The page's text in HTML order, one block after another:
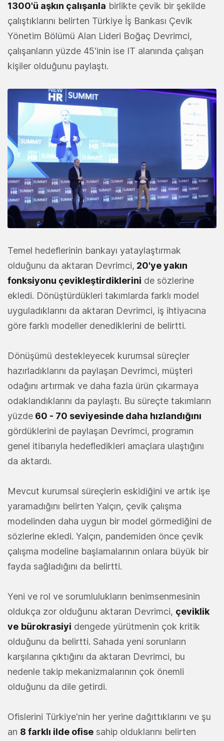
1300'ü aşkın çalışanla birlikte çevik bir şekilde
çalıştıklarını belirten Türkiye İş Bankası Çevik
Yönetim Bölümü Alan Lideri Boğaç Devrimci,
çalışanların yüzde 45'inin ise IT alanında çalışan
kişiler olduğunu paylaştı.
Temel hedeflerinin bankayı yataylaştırmak
olduğunu da aktaran Devrimci, 20'ye yakın
fonksiyonu çevikleştirdiklerini de sözlerine
ekledi. Dönüştürdükleri takımlarda farklı model
uyguladıklarını da aktaran Devrimci, iş ihtiyacına
göre farklı modeller denediklerini de belirtti.
Dönüşümü destekleyecek kurumsal süreçler
hazırladıklarını da paylaşan Devrimci, müşteri
odağını artırmak ve daha fazla ürün çıkarmaya
odaklandıklarını da paylaştı. Bu süreçte takımların
yüzde 60 - 70 seviyesinde daha hızlandığını
gördüklerini de paylaşan Devrimci, programın
genel itibarıyla hedefledikleri amaçlara ulaştığını
da aktardı.
Mevcut kurumsal süreçlerin eskidiğini ve artık işe
yaramadığını belirten Yalçın, çevik çalışma
modelinden daha uygun bir model görmediğini de
sözlerine ekledi. Yalçın, pandemiden önce çevik
çalışma modeline başlamalarının onlara büyük bir
fayda sağladığını da belirtti.
Yeni ve rol ve sorumlulukların benimsenmesinin
oldukça zor olduğunu aktaran Devrimci, çeviklik
ve bürokrasiyi dengede yürütmenin çok kritik
olduğunu da belirtti. Sahada yeni sorunların
karşılarına çıktığını da aktaran Devrimci, bu
nedenle takip mekanizmalarının çok önemli
olduğunu da dile getirdi.
Ofislerini Türkiye'nin her yerine dağıttıklarını ve şu
an 8 farklı ilde ofise sahip olduklarını belirten